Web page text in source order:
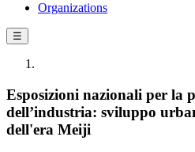
Organizations
☰
Esposizioni nazionali per la
dell’industria: sviluppo
dell'era Meiji